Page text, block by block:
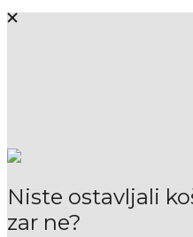
Niste ostavljali
zar ne?